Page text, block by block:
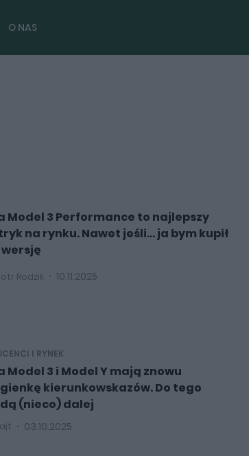
O NAS
Model 3 Performance to najlepszy
na rynku. Nawet jeśli… ja bym kupił
Rodzik 10.11.2025
I RYNEK
Model 3 i Model Y mają znowu
kierunkowskazów. Do tego
(nieco) dalej
03.10.2025